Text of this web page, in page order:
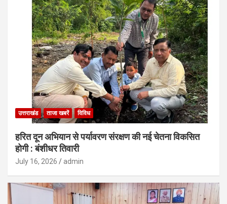
उत्तराखंड ताजा खबरें विविध
हरित दून अभियान से पर्यावरण संरक्षण की नई चेतना विकसित
होगी : बंशीधर तिवारी
July 16, 2026 admin